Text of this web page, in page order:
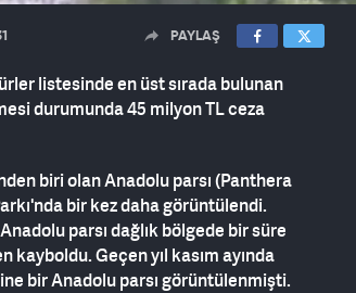
PAYLAŞ
listesinde en üst sırada bulunan
durumunda 45 milyon TL ceza
biri olan Anadolu parsı (Panthera
bir kez daha görüntülendi.
parsı dağlık bölgede bir süre
Geçen yıl kasım ayında
bir Anadolu parsı görüntülenmişti.